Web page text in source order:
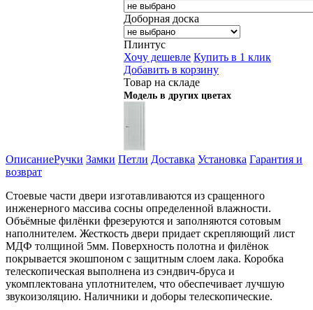
Доборная доска
Плинтус
Хочу дешевле Купить в 1 клик
Добавить в корзину
Товар на складе
Модель в других цветах
ОписаниеРучки Замки Петли Доставка Установка Гарантия и
возврат
Стоевые части двери изготавливаются из сращенного
инженерного массива сосны определенной влажности.
Объёмные филёнки фрезеруются и заполняются сотовым
наполнителем. Жесткость двери придает скрепляющий лист
МДФ толщиной 5мм. Поверхность полотна и филёнок
покрывается экошпоном с защитным слоем лака. Коробка
телескопическая выполнена из сэндвич-бруса и
укомплектована уплотнителем, что обеспечивает лучшую
звукоизоляцию. Наличники и доборы телескопические.